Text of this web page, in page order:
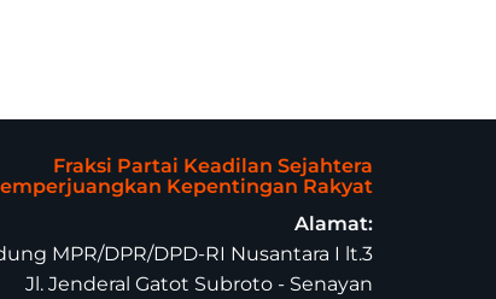
Fraksi Partai Keadilan Sejahtera
Kepentingan Rakyat
Alamat:
MPR/DPR/DPD-RI Nusantara I lt.3
Jl. Jenderal Gatot Subroto - Senayan